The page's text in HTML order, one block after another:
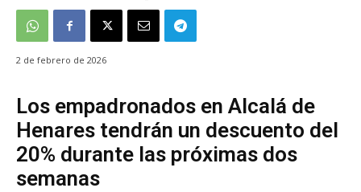
2 de febrero de 2026
Los empadronados en Alcalá de
Henares tendrán un descuento del
20% durante las próximas dos
semanas